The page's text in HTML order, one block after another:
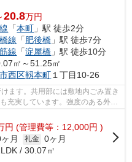
20.8万円
「本町 」駅 徒歩2分
線 「肥後橋 」駅 徒歩7分
線 「淀屋橋 」駅 徒歩10分
㎡～51.25㎡
西区靱本町 １丁目10-26
ます。共用部には敷地内ごみ置き
充実しています。強度のある外観
円 (管理費等：12,000円 )
月 礼金 0ヶ月
/ 30.07㎡